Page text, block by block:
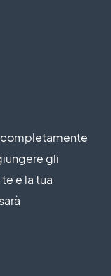
gli
e la tua